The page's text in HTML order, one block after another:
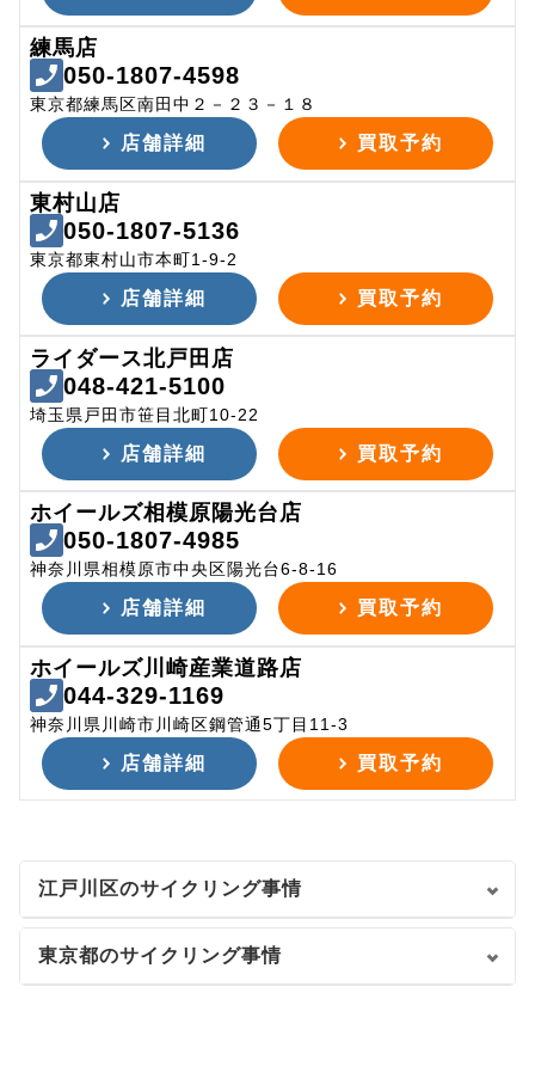
練馬店
050-1807-4598
東京都練馬区南田中２－２３－１８
店舗詳細 買取予約
東村山店
050-1807-5136
東京都東村山市本町1-9-2
店舗詳細 買取予約
ライダース北戸田店
048-421-5100
埼玉県戸田市笹目北町10-22
店舗詳細 買取予約
ホイールズ相模原陽光台店
050-1807-4985
神奈川県相模原市中央区陽光台6-8-16
店舗詳細 買取予約
ホイールズ川崎産業道路店
044-329-1169
神奈川県川崎市川崎区鋼管通5丁目11-3
店舗詳細 買取予約
江戸川区のサイクリング事情
東京都のサイクリング事情